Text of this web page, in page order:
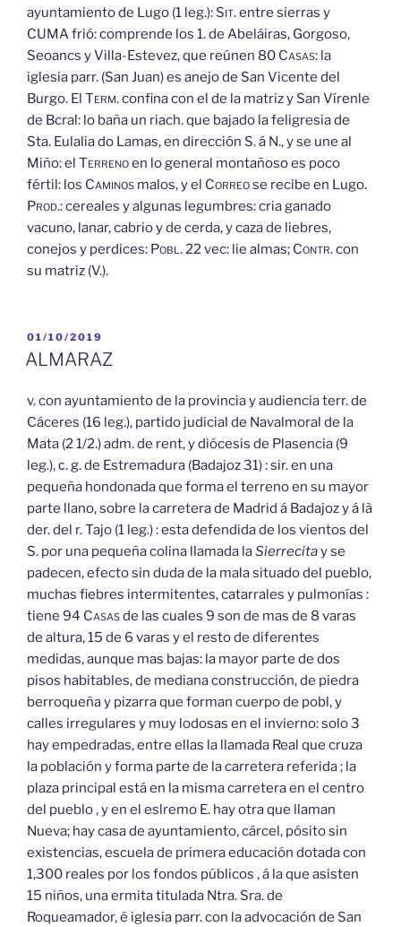
ayuntamiento de Lugo (1 leg.): Sit.entre sierras y
CUMA frió: comprende los 1. de Abeláiras, Gorgoso,
Seoancs y Villa-Estevez, que reúnen 80 Casas: la
iglesia parr. (San Juan) es anejo de San Vicente del
Burgo. El Term.confina con el de la matriz y San Vírenle
de Bcral: lo baña un riach. que bajado la feligresia de
Sta. Eulalia do Lamas, en dirección S. á N., y se une al
Miño: el Terrenoen lo general montañoso es poco
fértil: los Caminos malos, y el Correose recibe en Lugo.
Prod.:cereales y algunas legumbres: cria ganado
vacuno, lanar, cabrio y de cerda, y caza de liebres,
conejos y perdices: Pobl.22 vec: lie almas; Contr.con
su matriz (V.).
PUBLICADO
EL
01/10/2019
ALMARAZ
v. con ayuntamiento de la provincia y audiencia terr. de
Cáceres (16 leg.), partido judicial de Navalmoral de la
Mata (2 1/2.) adm. de rent, y diócesis de Plasencia (9
leg.), с. g. de Estremadura (Badajoz 31) : sir. en una
pequeña hondonada que forma el terreno en su mayor
parte llano, sobre la carretera de Madrid á Badajoz y á là
der. del r. Tajo (1 leg.) : esta defendida de los vientos del
S. por una pequeña colina llamada laSierrecitay se
padecen, efecto sin duda de la mala situado del pueblo,
muchas fiebres intermitentes, catarrales y pulmonías :
tiene 94 Casasde las cuales 9 son de mas de 8 varas
de altura, 15 de 6 varas y el resto de diferentes
medidas, aunque mas bajas: la mayor parte de dos
pisos habitables, de mediana construcción, de piedra
berroqueña y pizarra que forman cuerpo de pobl, y
calles irregulares y muy lodosas en el invierno: solo 3
hay empedradas, entre ellas la llamada Real que cruza
la población y forma parte de la carretera referida ; la
plaza principal está en la misma carretera en el centro
del pueblo , y en el eslremo E. hay otra que llaman
Nueva; hay casa de ayuntamiento, cárcel, pósito sin
existencias, escuela de primera educación dotada con
1,300 reales por los fondos públicos , á la que asisten
15 niños, una ermita titulada Ntra. Sra. de
Roqueamador, é iglesia parr. con la advocación de San